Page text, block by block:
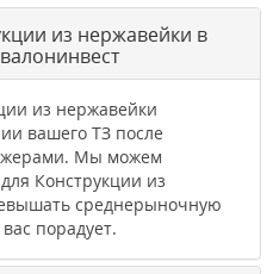
из нержавейки в
из нержавейки
вашего ТЗ после
Мы можем
Конструкции из
среднерыночную
порадует.